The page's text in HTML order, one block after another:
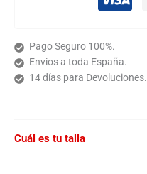
Pago Seguro 100%.
Envios a toda España.
14 días para Devoluciones.
Cuál es tu talla